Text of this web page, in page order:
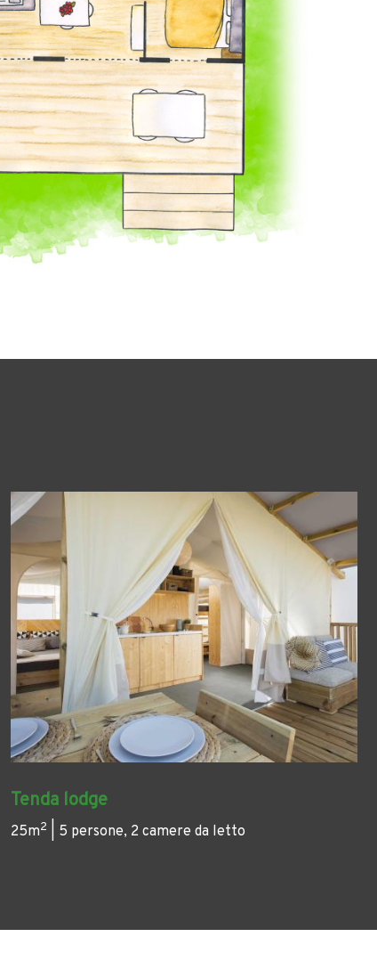
Tenda lodge
25m2 | 5 persone, 2 camere da letto